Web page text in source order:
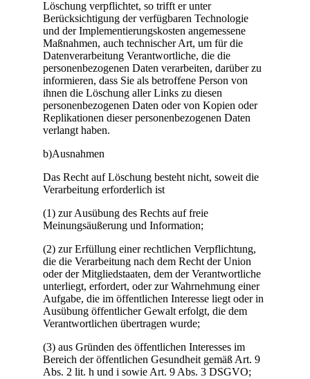
Löschung verpflichtet, so trifft er unter
Berücksichtigung der verfügbaren Technologie
und der Implementierungskosten angemessene
Maßnahmen, auch technischer Art, um für die
Datenverarbeitung Verantwortliche, die die
personenbezogenen Daten verarbeiten, darüber zu
informieren, dass Sie als betroffene Person von
ihnen die Löschung aller Links zu diesen
personenbezogenen Daten oder von Kopien oder
Replikationen dieser personenbezogenen Daten
verlangt haben.
b)Ausnahmen
Das Recht auf Löschung besteht nicht, soweit die
Verarbeitung erforderlich ist
(1) zur Ausübung des Rechts auf freie
Meinungsäußerung und Information;
(2) zur Erfüllung einer rechtlichen Verpflichtung,
die die Verarbeitung nach dem Recht der Union
oder der Mitgliedstaaten, dem der Verantwortliche
unterliegt, erfordert, oder zur Wahrnehmung einer
Aufgabe, die im öffentlichen Interesse liegt oder in
Ausübung öffentlicher Gewalt erfolgt, die dem
Verantwortlichen übertragen wurde;
(3) aus Gründen des öffentlichen Interesses im
Bereich der öffentlichen Gesundheit gemäß Art. 9
Abs. 2 lit. h und i sowie Art. 9 Abs. 3 DSGVO;